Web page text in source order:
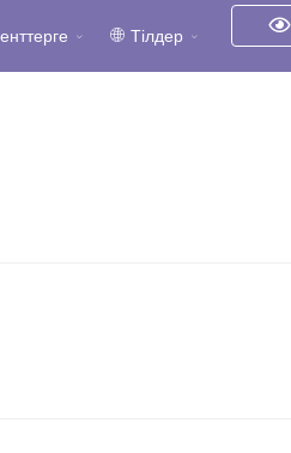
Тілдер